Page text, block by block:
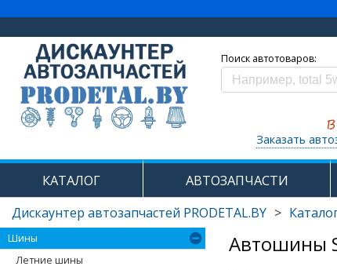
Поиск автотоваров:
Заказать
КАТАЛОГ АВТОЗАПЧАСТИ
Дискаунтер автозапчастей PRODETAL.BY >
Шины
Летние шины
Автошины